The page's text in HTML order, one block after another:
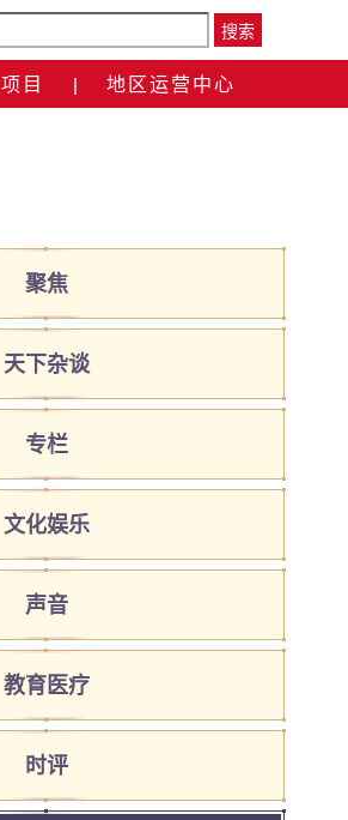
搜索
项目 | 地区运营中心
聚焦
天下杂谈
专栏
文化娱乐
声音
教育医疗
时评